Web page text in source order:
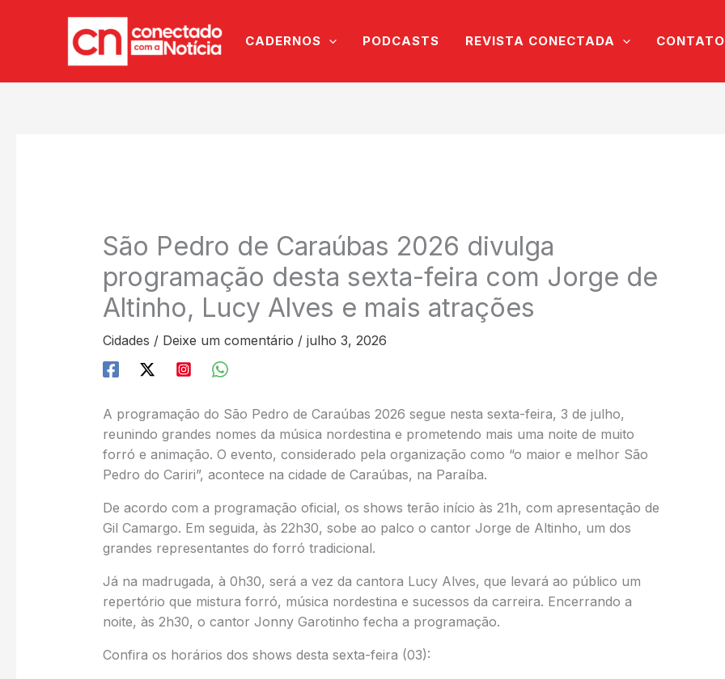
CADERNOS PODCASTS REVISTA CONECTADA CONTATO
São Pedro de Caraúbas 2026 divulga
programação desta sexta-feira com Jorge de
Altinho, Lucy Alves e mais atrações
Cidades / Deixe um comentário / julho 3, 2026
A programação do São Pedro de Caraúbas 2026 segue nesta sexta-feira, 3 de julho,
reunindo grandes nomes da música nordestina e prometendo mais uma noite de muito
forró e animação. O evento, considerado pela organização como “o maior e melhor São
Pedro do Cariri”, acontece na cidade de Caraúbas, na Paraíba.
De acordo com a programação oficial, os shows terão início às 21h, com apresentação de
Gil Camargo. Em seguida, às 22h30, sobe ao palco o cantor Jorge de Altinho, um dos
grandes representantes do forró tradicional.
Já na madrugada, à 0h30, será a vez da cantora Lucy Alves, que levará ao público um
repertório que mistura forró, música nordestina e sucessos da carreira. Encerrando a
noite, às 2h30, o cantor Jonny Garotinho fecha a programação.
Confira os horários dos shows desta sexta-feira (03):